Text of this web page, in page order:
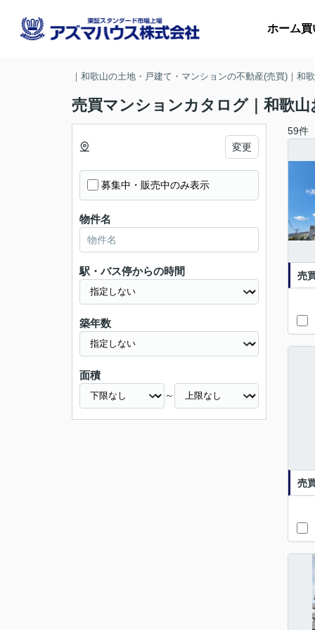
ホーム買
マ
｜和歌山の土地・戸建て・マンションの不動産(売買)｜和
売買マンションカタログ｜和歌
変更
募集中・販売中のみ表示
物件名
駅・バス停からの時間
築年数
面積
～
59件
売
売